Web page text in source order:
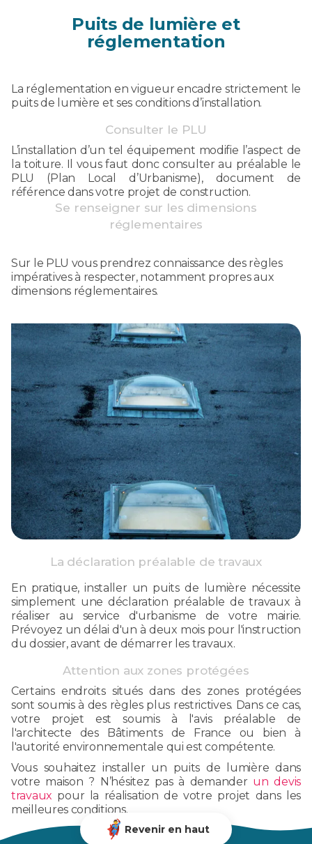
Puits de lumière et
réglementation
La réglementation en vigueur encadre strictement le
puits de lumière et ses conditions d’installation.
Consulter le PLU
L’installation d’un tel équipement modifie l’aspect de
la toiture. Il vous faut donc consulter au préalable le
PLU (Plan Local d’Urbanisme), document de
référence dans votre projet de construction.
Se renseigner sur les dimensions
réglementaires
Sur le PLU vous prendrez connaissance des règles
impératives à respecter, notamment propres aux
dimensions réglementaires.
La déclaration préalable de travaux
En pratique, installer un puits de lumière nécessite
simplement une déclaration préalable de travaux à
réaliser au service d'urbanisme de votre mairie.
Prévoyez un délai d'un à deux mois pour l'instruction
du dossier, avant de démarrer les travaux.
Attention aux zones protégées
Certains endroits situés dans des zones protégées
sont soumis à des règles plus restrictives. Dans ce cas,
votre projet est soumis à l'avis préalable de
l'architecte des Bâtiments de France ou bien à
l'autorité environnementale qui est compétente.
Vous souhaitez installer un puits de lumière dans
votre maison ? N’hésitez pas à demander un devis
travaux pour la réalisation de votre projet dans les
meilleures conditions.
Revenir en haut